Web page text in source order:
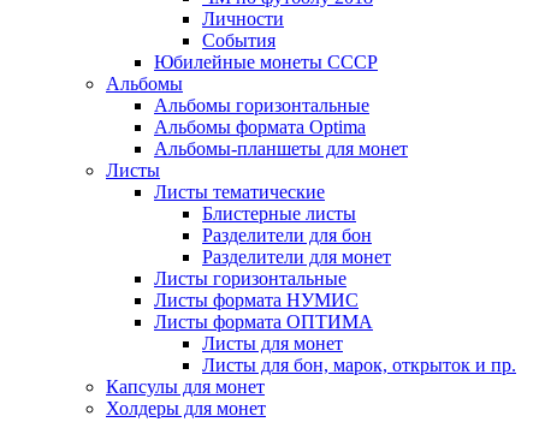
Личности
События
Юбилейные монеты СССР
Альбомы
Альбомы горизонтальные
Альбомы формата Optima
Альбомы-планшеты для монет
Листы
Листы тематические
Блистерные листы
Разделители для бон
Разделители для монет
Листы горизонтальные
Листы формата НУМИС
Листы формата ОПТИМА
Листы для монет
Листы для бон, марок, открыток и пр.
Капсулы для монет
Холдеры для монет